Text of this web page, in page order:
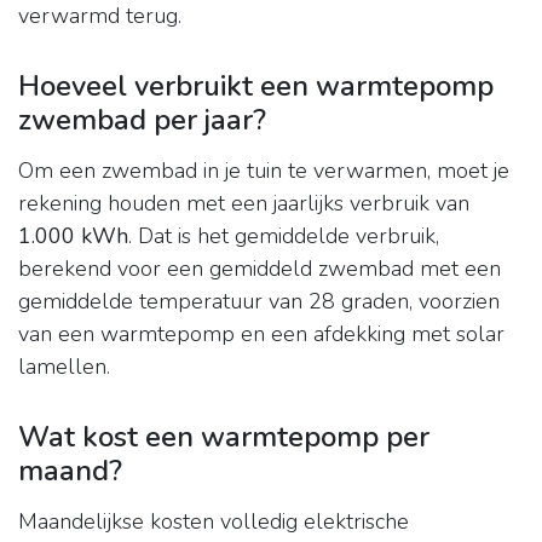
verwarmd terug.
Hoeveel verbruikt een warmtepomp
zwembad per jaar?
Om een zwembad in je tuin te verwarmen, moet je
rekening houden met een jaarlijks verbruik van
1.000 kWh. Dat is het gemiddelde verbruik,
berekend voor een gemiddeld zwembad met een
gemiddelde temperatuur van 28 graden, voorzien
van een warmtepomp en een afdekking met solar
lamellen.
Wat kost een warmtepomp per
maand?
Maandelijkse kosten volledig elektrische